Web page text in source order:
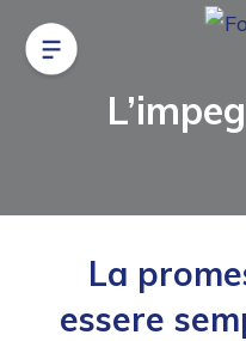
La
essere